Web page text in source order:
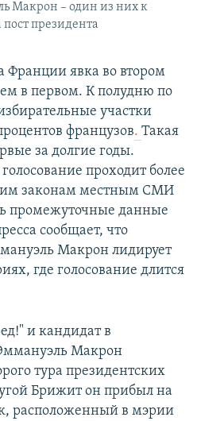
Макрон – один из них к
пост президента
Франции явка во втором
в первом. К полудню по
участки
французов. Такая
за долгие годы.
проходит более
законам местным СМИ
промежуточные данные
сообщает, что
Макрон лидирует
где голосование длится
и кандидат в
Макрон
тура президентских
Брижит он прибыл на
расположенный в мэрии